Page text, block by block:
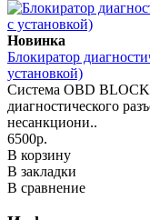
Новинка
Блокиратор
установкой)
Система OBD BLOCK
диагностического
несанкциони..
6500р.
В корзину
В закладки
В сравнение